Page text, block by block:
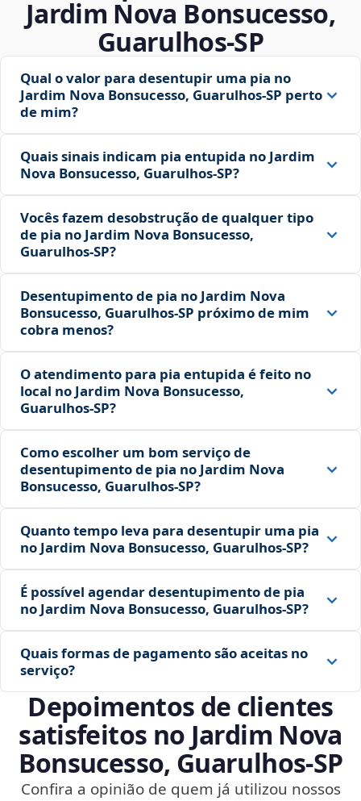
Jardim Nova Bonsucesso,
Guarulhos‑SP
Qual o valor para desentupir uma pia no
Jardim Nova Bonsucesso, Guarulhos‑SP perto
de mim?
Quais sinais indicam pia entupida no Jardim
Nova Bonsucesso, Guarulhos‑SP?
Vocês fazem desobstrução de qualquer tipo
de pia no Jardim Nova Bonsucesso,
Guarulhos‑SP?
Desentupimento de pia no Jardim Nova
Bonsucesso, Guarulhos‑SP próximo de mim
cobra menos?
O atendimento para pia entupida é feito no
local no Jardim Nova Bonsucesso,
Guarulhos‑SP?
Como escolher um bom serviço de
desentupimento de pia no Jardim Nova
Bonsucesso, Guarulhos‑SP?
Quanto tempo leva para desentupir uma pia
no Jardim Nova Bonsucesso, Guarulhos‑SP?
É possível agendar desentupimento de pia
no Jardim Nova Bonsucesso, Guarulhos‑SP?
Quais formas de pagamento são aceitas no
serviço?
Depoimentos de clientes
satisfeitos no Jardim Nova
Bonsucesso, Guarulhos‑SP
Confira a opinião de quem já utilizou nossos